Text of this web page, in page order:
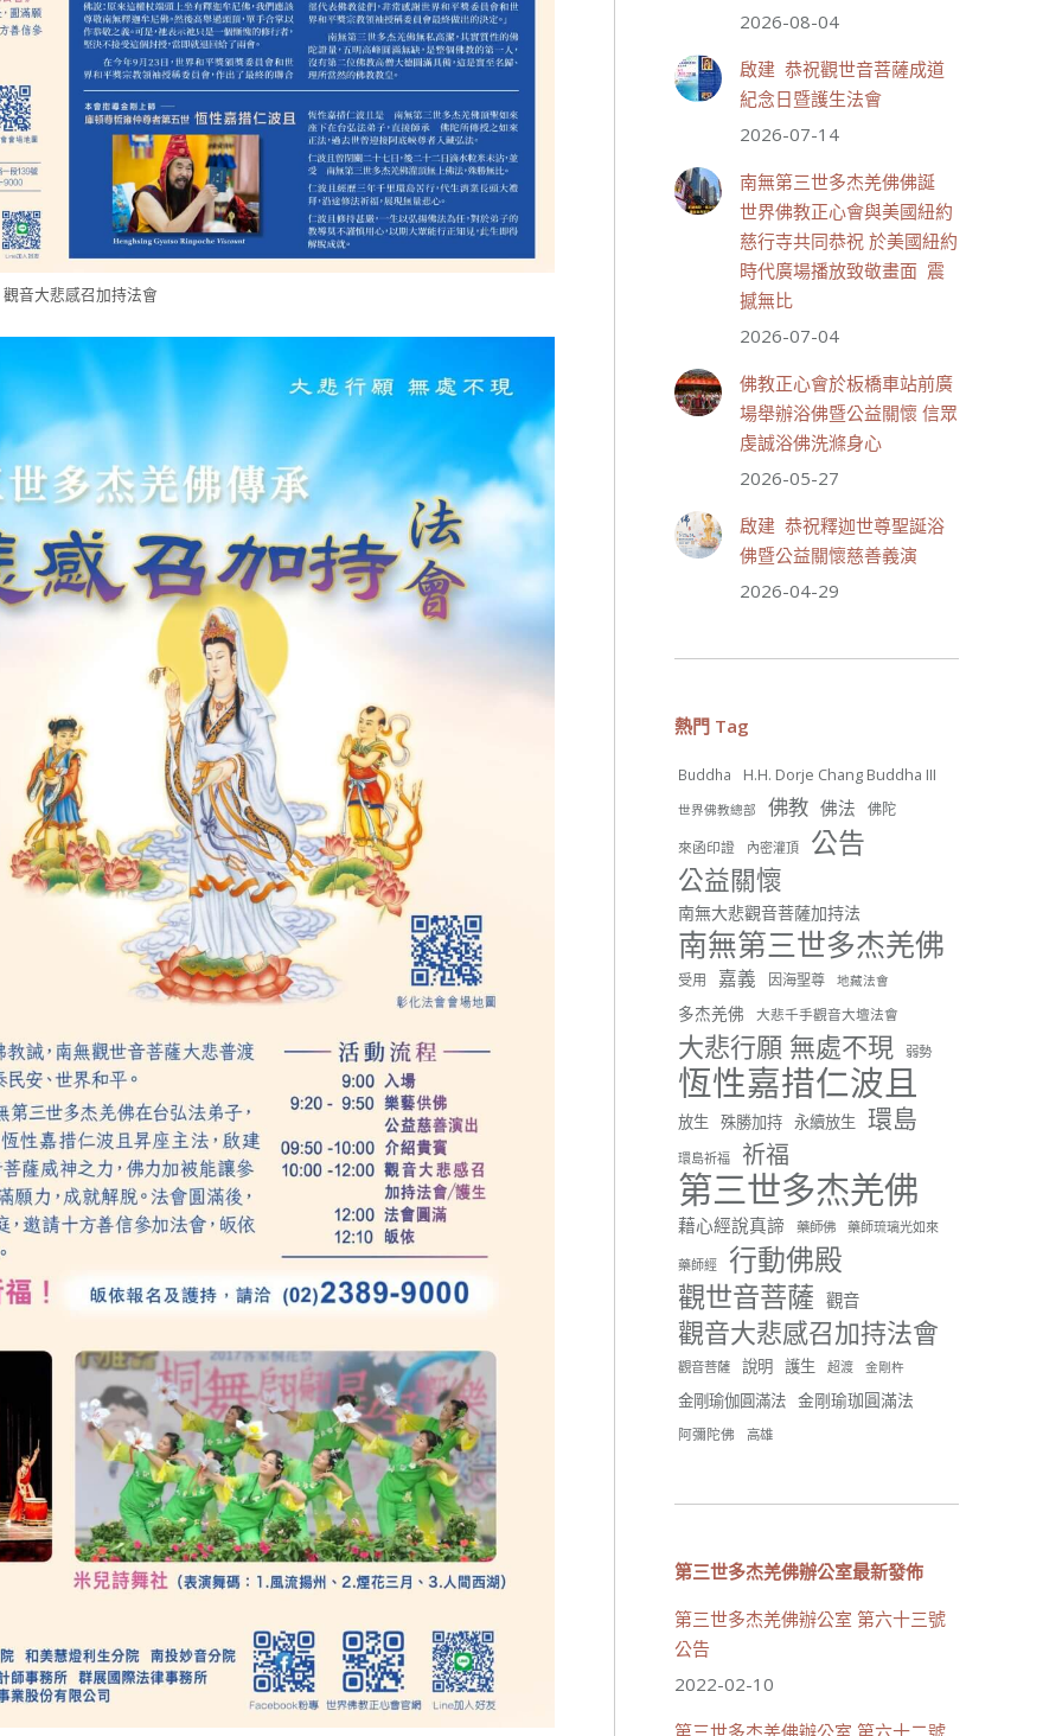
觀音大悲感召加持法會
111 33 則留言
分享
世界佛教正心會
週日（7/19）將於世界佛教正
心會金龜山三寶殿... 觀看更多
分享
世界佛教正心會
週日（7/19）將於世界佛教正
心會金龜山三寶殿... 觀看更多
世界佛教正心會
June 22, 2026, 10:11 AM
[世界佛教正心會 新聞報導]
正心會行善列車開向花蓮基
隆， 關心榮民、榮眷及遺孤！
#正心會
#新北記者職業工會
#基隆榮服處
#花蓮榮家
91 42 則留言
分享
世界佛教正心會
June 21, 2026, 12:54 AM
週日（6/21）將於世界佛教正
心會金龜山三寶殿... 觀看更多
分享
載入更多
2026-08-04
啟建 恭祝觀世音菩薩成道
紀念日暨護生法會
2026-07-14
南無第三世多杰羌佛佛誕
世界佛教正心會與美國紐約
慈行寺共同恭祝 於美國紐約
時代廣場播放致敬畫面 震
撼無比
2026-07-04
佛教正心會於板橋車站前廣
場舉辦浴佛暨公益關懷 信眾
虔誠浴佛洗滌身心
2026-05-27
啟建 恭祝釋迦世尊聖誕浴
佛暨公益關懷慈善義演
2026-04-29
熱門 Tag
Buddha H.H. Dorje Chang Buddha III
世界佛教總部 佛教 佛法 佛陀
來函印證 內密灌頂 公告
公益關懷
南無大悲觀音菩薩加持法
南無第三世多杰羌佛
受用 嘉義 因海聖尊 地藏法會
多杰羌佛 大悲千手觀音大壇法會
大悲行願 無處不現 弱勢
恆性嘉措仁波且
放生 殊勝加持 永續放生 環島
環島祈福 祈福
第三世多杰羌佛
藉心經說真諦 藥師佛 藥師琉璃光如來
藥師經 行動佛殿
觀世音菩薩 觀音
觀音大悲感召加持法會
觀音菩薩 說明 護生 超渡 金剛杵
金剛瑜伽圓滿法 金剛瑜珈圓滿法
阿彌陀佛 高雄
第三世多杰羌佛辦公室最新發佈
第三世多杰羌佛辦公室 第六十三號
公告
2022-02-10